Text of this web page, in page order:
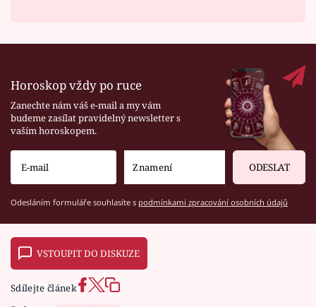
Horoskop vždy po ruce
Zanechte nám váš e-mail a my vám
budeme zasílat pravidelný newsletter s
vaším horoskopem.
ODESLAT
Odesláním formuláře souhlasíte s podmínkami zpracování osobních údajů
VSTOUPIT DO DISKUZE
Sdílejte článek